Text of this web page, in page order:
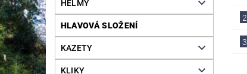
HELMY
HLAVOVÁ SLOŽENÍ
KAZETY
KLIKY
2.
3.